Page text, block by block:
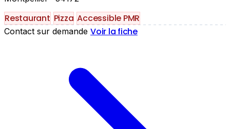
Restaurant Pizza Accessible PMR
Contact sur demande Voir la fiche